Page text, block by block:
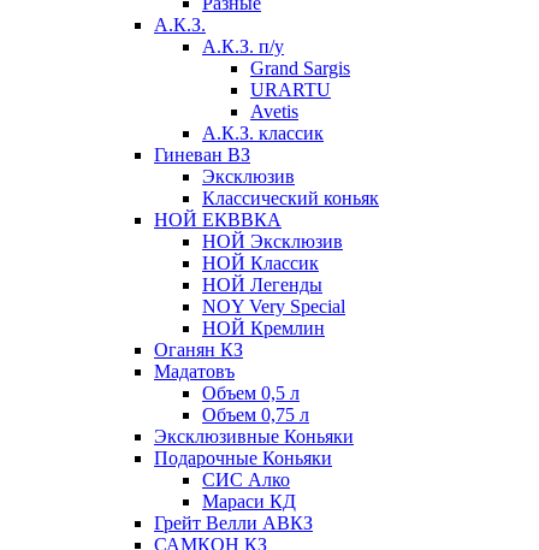
А.К.З.
А.К.З. п/у
Grand Sargis
URARTU
Avetis
А.К.З. классик
Гиневан ВЗ
Эксклюзив
Классический коньяк
НОЙ ЕКВВКА
НОЙ Эксклюзив
НОЙ Классик
НОЙ Легенды
NOY Very Speсial
НОЙ Кремлин
Оганян КЗ
Мадатовъ
Объем 0,5 л
Объем 0,75 л
Эксклюзивные Коньяки
Подарочные Коньяки
СИС Алко
Мараси КД
Грейт Велли АВКЗ
САМКОН КЗ